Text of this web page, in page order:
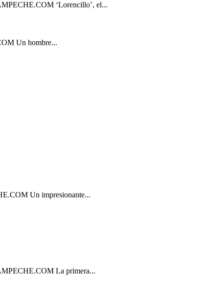
‘Lorencillo’, el...
Un hombre...
Un impresionante...
La primera...